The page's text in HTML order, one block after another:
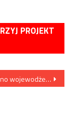
PROJEKT
wojewodże…